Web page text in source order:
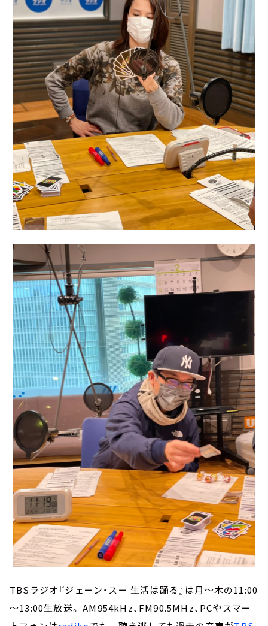
TBSラジオ『ジェーン・スー 生活は踊る』は月～木の11:00
～13:00生放送。 AM954kHz、FM90.5MHz、PCやスマー